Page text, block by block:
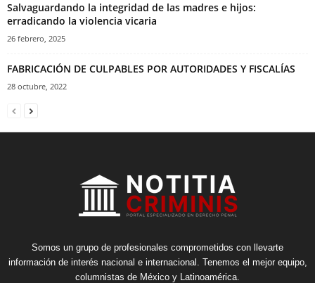
Salvaguardando la integridad de las madres e hijos:
erradicando la violencia vicaria
26 febrero, 2025
FABRICACIÓN DE CULPABLES POR AUTORIDADES Y FISCALÍAS
28 octubre, 2022
Somos un grupo de profesionales comprometidos con llevarte
información de interés nacional e internacional. Tenemos el mejor equipo,
columnistas de México y Latinoamérica.